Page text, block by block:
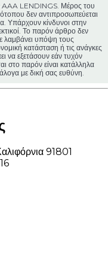
AAA LENDINGS. Μέρος του
δεν αντιπροσωπεύεται
Υπάρχουν κίνδυνοι στην
Το παρόν άρθρο δεν
λαμβάνει υπόψη τους
κατάσταση ή τις ανάγκες
να εξετάσουν εάν τυχόν
στο παρόν είναι κατάλληλα
με δική σας ευθύνη.
91801